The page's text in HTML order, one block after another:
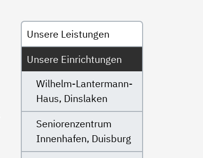
Untermenü
Unsere Leistungen
Unsere Einrichtungen
Wilhelm-Lantermann-
Haus, Dinslaken
Seniorenzentrum
Innenhafen, Duisburg